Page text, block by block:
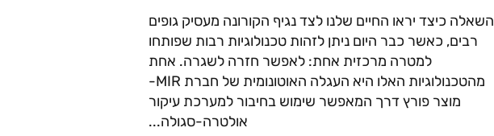
השאלה כיצד יראו החיים שלנו לצד נגיף הקורונה מעסיק גופים
רבים, כאשר כבר היום ניתן לזהות טכנולוגיות רבות שפותחו
למטרה מרכזית אחת: לאפשר חזרה לשגרה. אחת
מהטכנולוגיות האלו היא העגלה האוטונומית של חברת MIR-
מוצר פורץ דרך המאפשר שימוש בחיבור למערכת עיקור
אולטרה-סגולה...